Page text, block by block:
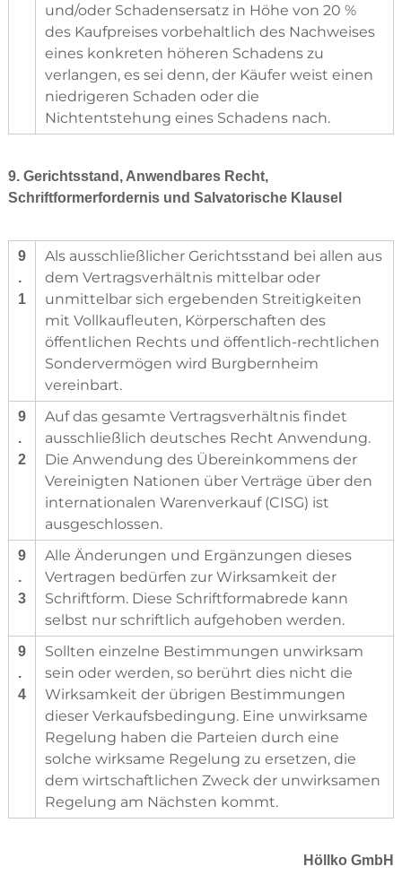
und/oder Schadensersatz in Höhe von 20 %
des Kaufpreises vorbehaltlich des Nachweises
eines konkreten höheren Schadens zu
verlangen, es sei denn, der Käufer weist einen
niedrigeren Schaden oder die
Nichtentstehung eines Schadens nach.
9. Gerichtsstand, Anwendbares Recht,
Schriftformerfordernis und Salvatorische Klausel
9
.
1
Als ausschließlicher Gerichtsstand bei allen aus
dem Vertragsverhältnis mittelbar oder
unmittelbar sich ergebenden Streitigkeiten
mit Vollkaufleuten, Körperschaften des
öffentlichen Rechts und öffentlich-rechtlichen
Sondervermögen wird Burgbernheim
vereinbart.
9
.
2
Auf das gesamte Vertragsverhältnis findet
ausschließlich deutsches Recht Anwendung.
Die Anwendung des Übereinkommens der
Vereinigten Nationen über Verträge über den
internationalen Warenverkauf (CISG) ist
ausgeschlossen.
9
.
3
Alle Änderungen und Ergänzungen dieses
Vertragen bedürfen zur Wirksamkeit der
Schriftform. Diese Schriftformabrede kann
selbst nur schriftlich aufgehoben werden.
9
.
4
Sollten einzelne Bestimmungen unwirksam
sein oder werden, so berührt dies nicht die
Wirksamkeit der übrigen Bestimmungen
dieser Verkaufsbedingung. Eine unwirksame
Regelung haben die Parteien durch eine
solche wirksame Regelung zu ersetzen, die
dem wirtschaftlichen Zweck der unwirksamen
Regelung am Nächsten kommt.
Höllko GmbH